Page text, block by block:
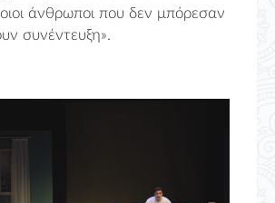
άνθρωποι που δεν μπόρεσαν
συνέντευξη».